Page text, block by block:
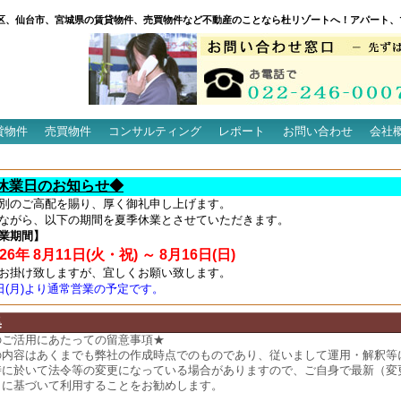
、仙台市、宮城県の賃貸物件、売買物件など不動産のことなら杜リゾートへ！アパート
物件 売買物件 コンサルティング レポート お問い合わせ 会社
業日のお知らせ◆
のご高配を賜り、厚く御礼申し上げます。
がら、以下の期間を夏季休業とさせていただきます。
期間】
8月11日(火・祝) ～ 8月16日(日)
掛け致しますが、宜しくお願い致します。
月)より通常営業の予定です。
活用にあたっての留意事項★
容はあくまでも弊社の作成時点でのものであり、従いまして運用・解釈等
於いて法令等の変更になっている場合がありますので、ご自身で最新（変
基づいて利用することをお勧めします。